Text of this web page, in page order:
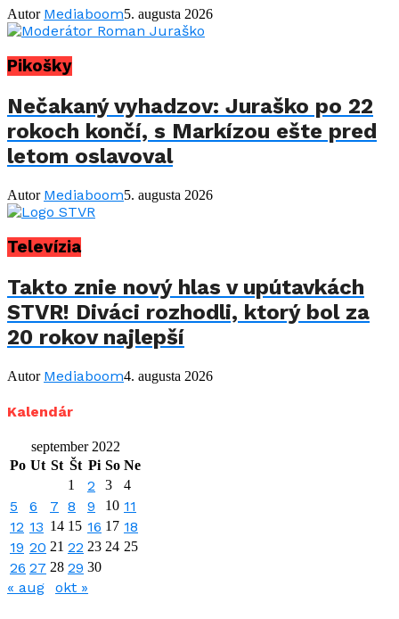
Autor Mediaboom5. augusta 2026
Pikošky
Nečakaný vyhadzov: Juraško po 22
rokoch končí, s Markízou ešte pred
letom oslavoval
Autor Mediaboom5. augusta 2026
Televízia
Takto znie nový hlas v upútavkách
STVR! Diváci rozhodli, ktorý bol za
20 rokov najlepší
Autor Mediaboom4. augusta 2026
Kalendár
september 2022
Po Ut St Št Pi So Ne
1
2 3 4
5 6 7 8 9 10 11
12 13 14 15 16 17 18
19 20 21 22 23 24 25
26 27 28 29 30
« aug okt »